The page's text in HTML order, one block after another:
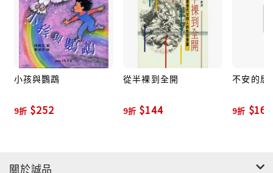
小孩與鸚鵡
9折 $252
從半裸到全開
9折 $144
不安的居
9折 $162
關於誠品